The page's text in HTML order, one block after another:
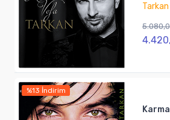
Tarkan
%13 İndirim